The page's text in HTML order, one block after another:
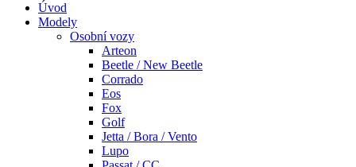
Úvod
Modely
Osobní vozy
Arteon
Beetle / New Beetle
Corrado
Eos
Fox
Golf
Jetta / Bora / Vento
Lupo